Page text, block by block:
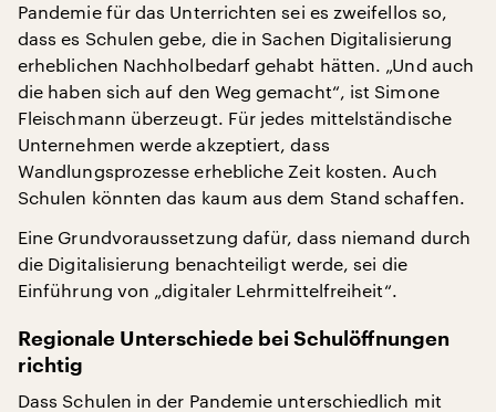
Pandemie für das Unterrichten sei es zweifellos so,
dass es Schulen gebe, die in Sachen Digitalisierung
erheblichen Nachholbedarf gehabt hätten. „Und auch
die haben sich auf den Weg gemacht“, ist Simone
Fleischmann überzeugt. Für jedes mittelständische
Unternehmen werde akzeptiert, dass
Wandlungsprozesse erhebliche Zeit kosten. Auch
Schulen könnten das kaum aus dem Stand schaffen.
Eine Grundvoraussetzung dafür, dass niemand durch
die Digitalisierung benachteiligt werde, sei die
Einführung von „digitaler Lehrmittelfreiheit“.
Regionale Unterschiede bei Schulöffnungen
richtig
Dass Schulen in der Pandemie unterschiedlich mit